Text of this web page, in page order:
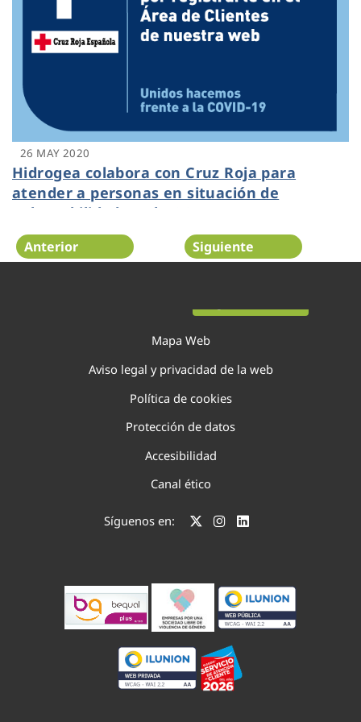
26 MAY 2020
Hidrogea colabora con Cruz Roja para
atender a personas en situación de
vulnerabilidad por la COVID-19
Anterior Siguiente
Mapa Web
Aviso legal y privacidad de la web
Política de cookies
Protección de datos
Accesibilidad
Canal ético
Síguenos en: